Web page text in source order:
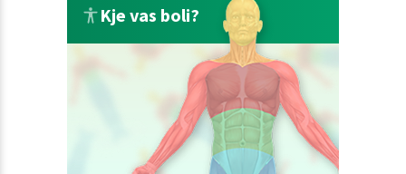
Kje vas boli?